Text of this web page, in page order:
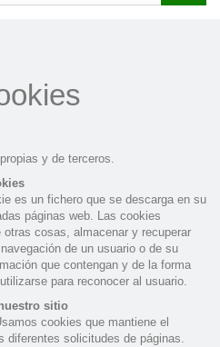
y de terceros.
es un fichero que se descarga en su
páginas web. Las cookies
cosas, almacenar y recuperar
de un usuario o de su
que contengan y de la forma
para reconocer al usuario.
sitio
cookies que mantiene el
diferentes solicitudes de páginas.